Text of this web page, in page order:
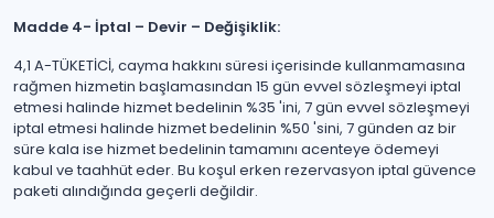
Madde 4- İptal – Devir – Değişiklik:
4,1 A-TÜKETİCİ, cayma hakkını süresi içerisinde kullanmamasına
rağmen hizmetin başlamasından 15 gün evvel sözleşmeyi iptal
etmesi halinde hizmet bedelinin %35 'ini, 7 gün evvel sözleşmeyi
iptal etmesi halinde hizmet bedelinin %50 'sini, 7 günden az bir
süre kala ise hizmet bedelinin tamamını acenteye ödemeyi
kabul ve taahhüt eder. Bu koşul erken rezervasyon iptal güvence
paketi alındığında geçerli değildir.